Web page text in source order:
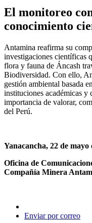
El monitoreo
conocimiento
Antamina reafirma su
investigaciones científicas
flora y fauna de Áncash
Biodiversidad. Con ello,
gestión ambiental basada
instituciones académicas y
importancia de valorar,
del Perú.
Yanacancha, 22 de mayo
Oficina de
Compañía Minera
Enviar por correo